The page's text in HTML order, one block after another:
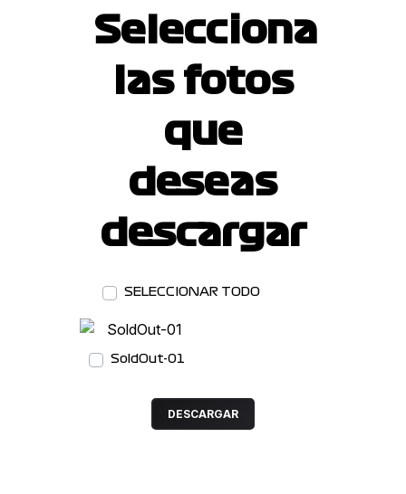
Selecciona
las fotos
que
deseas
descargar
SELECCIONAR TODO
SoldOut-01
DESCARGAR